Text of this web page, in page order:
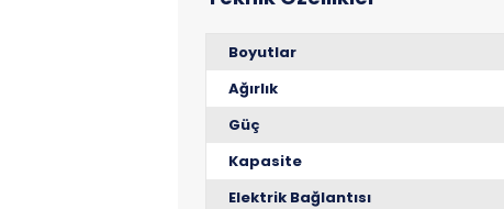
Boyutlar
Ağırlık
Güç
Kapasite
Elektrik Bağlantısı